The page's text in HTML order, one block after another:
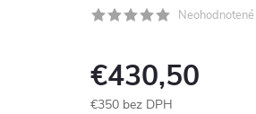
Neohodnotené
€430,50
€350 bez DPH